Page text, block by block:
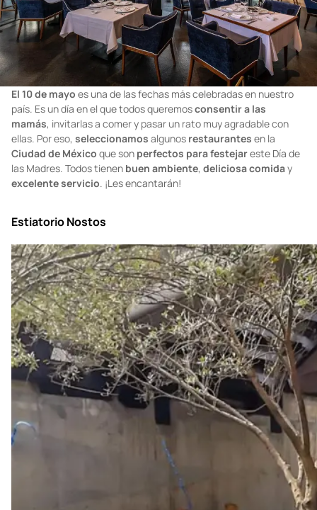
El 10 de mayoes una de las fechas más celebradas en nuestro
país. Es un día en el que todos queremosconsentir a las
mamás , invitarlas a comer y pasar un rato muy agradable con
ellas. Por eso,seleccionamos algunosrestaurantesen la
Ciudad de Méxicoque sonperfectos para festejar
excelente servicio. ¡Les encantarán!
Estiatorio Nostos